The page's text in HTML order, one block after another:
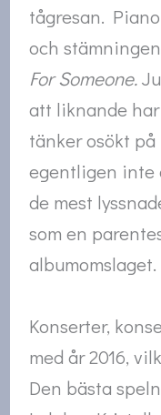
tågresan.
och
For Someone.
att liknande
tänker osökt på
egentligen inte
de mest
som en
albumomslaget.
Konserter,
med år 2016,
Den bästa